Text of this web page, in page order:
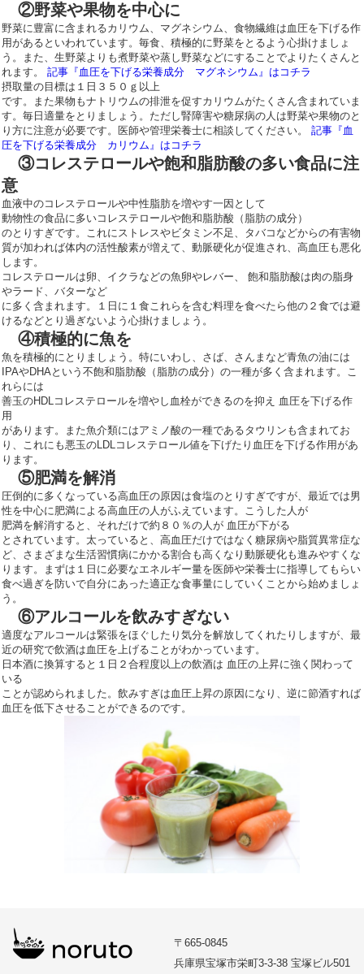
②野菜や果物を中心に
野菜に豊富に含まれるカリウム、マグネシウム、食物繊維は血圧を下げる作
用があるといわれています。毎食、積極的に野菜をとるよう心掛けましょ
う。また、生野菜よりも煮野菜や蒸し野菜などにすることでよりたくさんと
れます。記事『血圧を下げる栄養成分 マグネシウム』はコチラ
摂取量の目標は１日３５０ｇ以上
です。また果物もナトリウムの排泄を促すカリウムがたくさん含まれていま
す。毎日適量をとりましょう。ただし腎障害や糖尿病の人は野菜や果物のと
り方に注意が必要です。医師や管理栄養士に相談してください。記事『血
圧を下げる栄養成分 カリウム』はコチラ
③コレステロールや飽和脂肪酸の多い食品に注
意
血液中のコレステロールや中性脂肪を増やす一因として
動物性の食品に多いコレステロールや飽和脂肪酸（脂肪の成分）
のとりすぎです。これにストレスやビタミン不足、タバコなどからの有害物
質が加われば体内の活性酸素が増えて、動脈硬化が促進され、高血圧も悪化
します。
コレステロールは卵、イクラなどの魚卵やレバー、 飽和脂肪酸は肉の脂身
やラード、バターなど
に多く含まれます。１日に１食これらを含む料理を食べたら他の２食では避
けるなどとり過ぎないよう心掛けましょう。
④積極的に魚を
魚を積極的にとりましょう。特にいわし、さば、さんまなど青魚の油には
IPAやDHAという不飽和脂肪酸（脂肪の成分）の一種が多く含まれます。こ
れらには
善玉のHDLコレステロールを増やし血栓ができるのを抑え 血圧を下げる作
用
があります。また魚介類にはアミノ酸の一種であるタウリンも含まれてお
り、これにも悪玉のLDLコレステロール値を下げたり血圧を下げる作用があ
ります。
⑤肥満を解消
圧倒的に多くなっている高血圧の原因は食塩のとりすぎですが、最近では男
性を中心に肥満による高血圧の人がふえています。こうした人が
肥満を解消すると、それだけで約８０％の人が 血圧が下がる
とされています。太っていると、高血圧だけではなく糖尿病や脂質異常症な
ど、さまざまな生活習慣病にかかる割合も高くなり動脈硬化も進みやすくな
ります。まずは１日に必要なエネルギー量を医師や栄養士に指導してもらい
食べ過ぎを防いで自分にあった適正な食事量にしていくことから始めましょ
う。
⑥アルコールを飲みすぎない
適度なアルコールは緊張をほぐしたり気分を解放してくれたりしますが、最
近の研究で飲酒は血圧を上げることがわかっています。
日本酒に換算すると１日２合程度以上の飲酒は 血圧の上昇に強く関わって
いる
ことが認められました。飲みすぎは血圧上昇の原因になり、逆に節酒すれば
血圧を低下させることができるのです。
〒665-0845
兵庫県宝塚市栄町3-3-38 宝塚ビル501